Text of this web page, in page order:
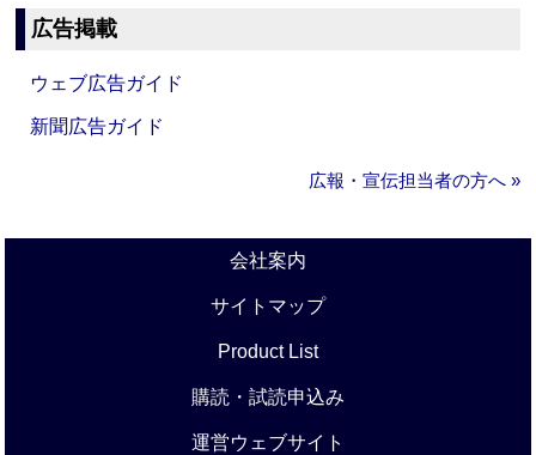
広告掲載
ウェブ広告ガイド
新聞広告ガイド
広報・宣伝担当者の方へ »
会社案内
サイトマップ
Product List
購読・試読申込み
運営ウェブサイト